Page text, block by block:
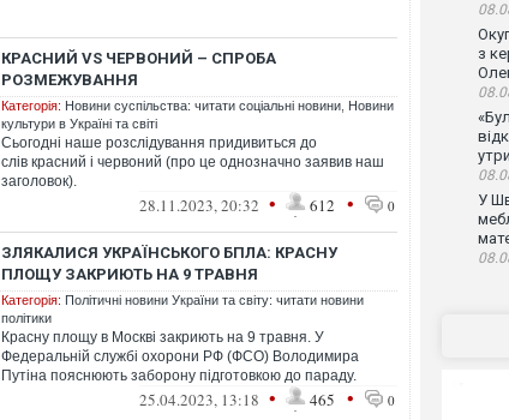
КРАСНИЙ VS ЧЕРВОНИЙ – СПРОБА
РОЗМЕЖУВАННЯ
Категорія: Новини суспільства: читати соціальні новини Новини
культури в Україні та світі
Сьогодні наше розслідування придивиться до
слів красний і червоний (про це однозначно заявив наш
заголовок).
28.11.2023, 20:32 • 612 • 0
ЗЛЯКАЛИСЯ УКРАЇНСЬКОГО БПЛА: КРАСНУ
ПЛОЩУ ЗАКРИЮТЬ НА 9 ТРАВНЯ
Категорія: Політичні новини України та світу: читати новини
політики
Красну площу в Москві закриють на 9 травня. У
Федеральній службі охорони РФ (ФСО) Володимира
Путіна пояснюють заборону підготовкою до параду.
25.04.2023, 13:18 • 465 • 0
з
У